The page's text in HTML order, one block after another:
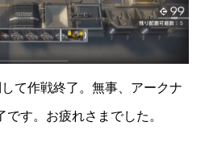
て作戦終了。無事、アークナ
す。お疲れさまでした。